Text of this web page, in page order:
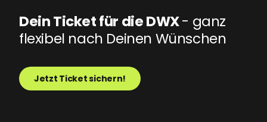
Dein Ticket für die DWX- ganz
flexibel nach Deinen Wünschen
Jetzt Ticket sichern!